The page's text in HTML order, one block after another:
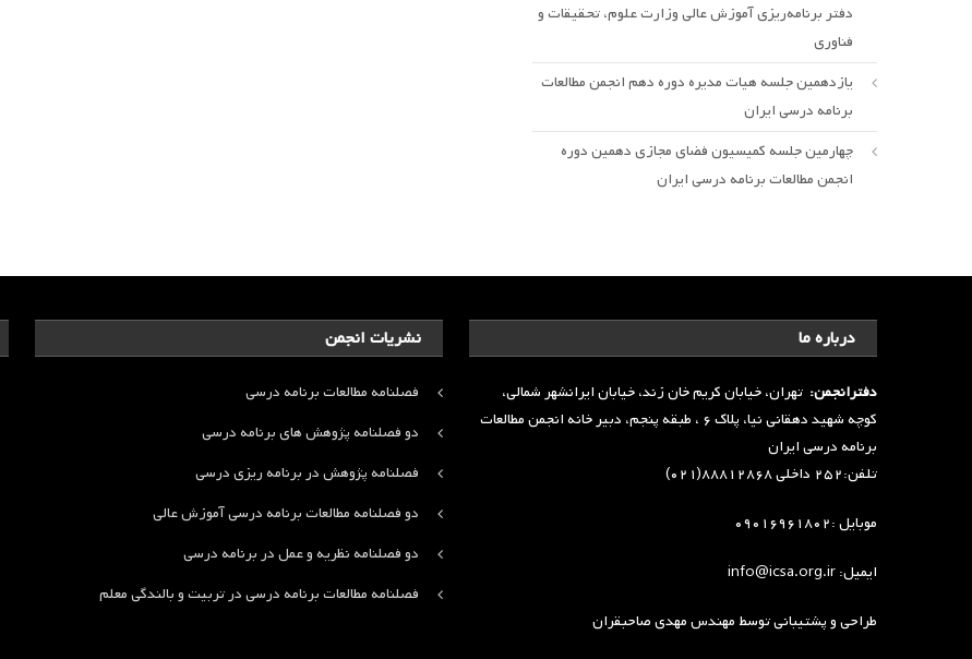
دفتر برنامه‌ریزی آموزش عالی وزارت علوم، تحقیقات و
فناوری
یازدهمین جلسه هیات مدیره دوره دهم انجمن مطالعات
برنامه درسی ایران
چهارمین جلسه کمیسیون فضای مجازی دهمین دوره
انجمن مطالعات برنامه درسی ایران
نشریات انجمن
فصلنامه مطالعات برنامه درسی
دو فصلنامه پژوهش های برنامه درسی
فصلنامه پژوهش در برنامه ریزی درسی
دو فصلنامه مطالعات برنامه درسی آموزش عالی
دو فصلنامه نظریه و عمل در برنامه درسی
فصلنامه مطالعات برنامه درسی در تربیت و بالندگی معلم
درباره ما
دفترانجمن: تهران، خیابان کریم خان زند، خیابان ایرانشهر شمالی،
کوچه شهید دهقانی نیا، پلاک ۶ ، طبقه پنجم، دبیر خانه انجمن مطالعات
برنامه درسی ایران
تلفن:۲۵۲ داخلی ۸۸۸۱۲۸۶۸(۰۲۱)
موبایل :۰۹۰۱۶۹۶۱۸۰۲
ایمیل: info@icsa.org.ir
طراحی و پشتیبانی توسطمهندس مهدی صاحبقران